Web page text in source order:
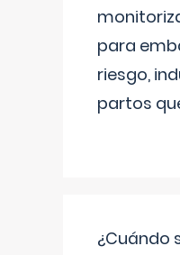
para
riesgo,
partos
¿Cuándo